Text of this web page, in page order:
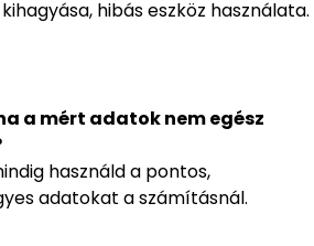
hibás eszköz használata.
a mért adatok nem egész
használd a pontos,
adatokat a számításnál.